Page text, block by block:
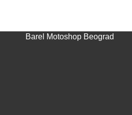
Barel Motoshop Beograd